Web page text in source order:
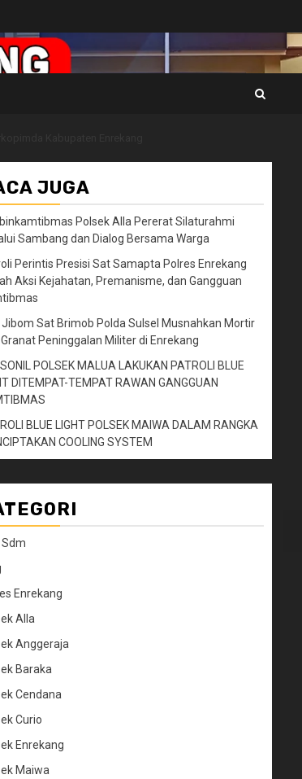
JUGA
Polsek Alla Pererat Silaturahmi
Sambang dan Dialog Bersama Warga
Perintis Presisi Sat Samapta Polres Enrekang
Aksi Kejahatan, Premanisme, dan Gangguan
Sat Brimob Polda Sulsel Musnahkan Mortir
Peninggalan Militer di Enrekang
POLSEK MALUA LAKUKAN PATROLI BLUE
DITEMPAT-TEMPAT RAWAN GANGGUAN
BLUE LIGHT POLSEK MAIWA DALAM RANGKA
COOLING SYSTEM
Sdm
Enrekang
Alla
Anggeraja
Baraka
Cendana
Curio
Enrekang
Maiwa